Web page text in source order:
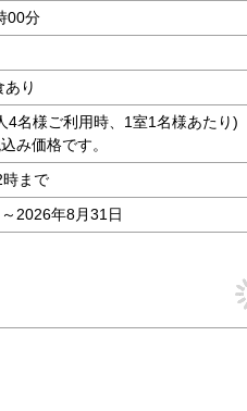
00分
り
4名様ご利用時、1室1名様あたり)
み価格です。
まで
2026年8月31日